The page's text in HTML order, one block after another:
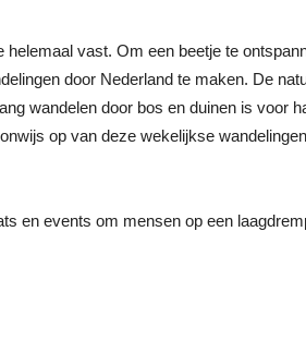
vast. Om een beetje te
door Nederland te maken. De
wandelen door bos en duinen is voor
op van deze wekelijkse
en events om mensen op een